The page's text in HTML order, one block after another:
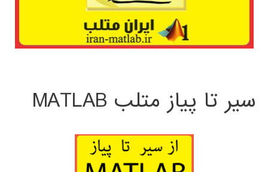
سیر تا پیاز متلب MATLAB